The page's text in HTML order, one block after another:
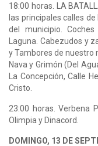
18:00 horas. LA
las principales calles
del municipio.
Laguna. Cabezudos y
y Tambores de nuestro
Nava y Grimón (Del
La Concepción, Calle
Cristo.
23:00 horas. Verbena
Olimpia y Dinacord.
DOMINGO, 13 DE